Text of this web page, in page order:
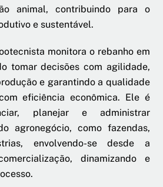
animal, contribuindo para o
e sustentável.
monitora o rebanho em
tomar decisões com agilidade,
e garantindo a qualidade
eficiência econômica. Ele é
planejar e administrar
agronegócio, como fazendas,
envolvendo-se desde a
dinamizando e